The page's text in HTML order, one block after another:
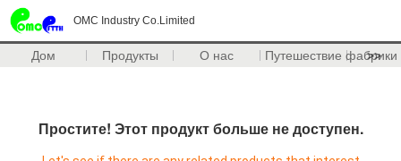
OMC Industry Co.Limited
Дом Продукты О нас Путешествие фабрики
>>
Простите! Этот продукт больше не доступен.